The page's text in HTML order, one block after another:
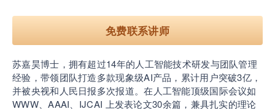
营销获客｜流量转化｜数据驱动｜销售赢单 4000
+课程等你带团队一起免费学习
AI职场发展实战课：深度解读AI在不同职业场景下
的业务赋能
免费联系讲师
苏嘉昊博士，拥有超过14年的人工智能技术研发与团队管理
经验，带领团队打造多款现象级AI产品，累计用户突破3亿，
并被央视和人民日报多次报道。在人工智能顶级国际会议如
WWW、AAAI、IJCAI 上发表论文30余篇，兼具扎实的理论